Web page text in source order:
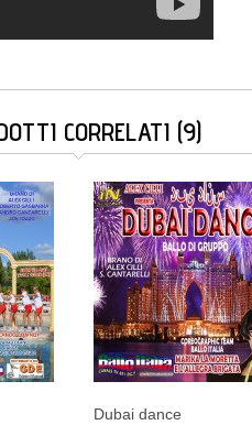
CORRELATI (9)
Dubai dance